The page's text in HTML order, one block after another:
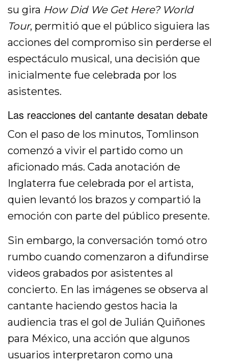
su gira How Did We Get Here? World
Tour, permitió que el público siguiera las
acciones del compromiso sin perderse el
espectáculo musical, una decisión que
inicialmente fue celebrada por los
asistentes.
Las reacciones del cantante desatan debate
Con el paso de los minutos, Tomlinson
comenzó a vivir el partido como un
aficionado más. Cada anotación de
Inglaterra fue celebrada por el artista,
quien levantó los brazos y compartió la
emoción con parte del público presente.
Sin embargo, la conversación tomó otro
rumbo cuando comenzaron a difundirse
videos grabados por asistentes al
concierto. En las imágenes se observa al
cantante haciendo gestos hacia la
audiencia tras el gol de Julián Quiñones
para México, una acción que algunos
usuarios interpretaron como una